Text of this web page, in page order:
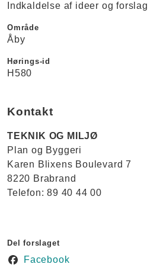
Indkaldelse af ideer og forslag
Område
Åby
Hørings-id
H580
Kontakt
TEKNIK OG MILJØ
Plan og Byggeri
Karen Blixens Boulevard 7
8220 Brabrand
Telefon: 89 40 44 00
Del forslaget
Facebook